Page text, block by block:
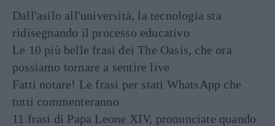
Dall'asilo all'università, la tecnologia sta
ridisegnando il processo educativo
Le 10 più belle frasi dei The Oasis, che ora
possiamo tornare a sentire live
Fatti notare! Le frasi per stati WhatsApp che
tutti commenteranno
11 frasi di Papa Leone XIV, pronunciate quando